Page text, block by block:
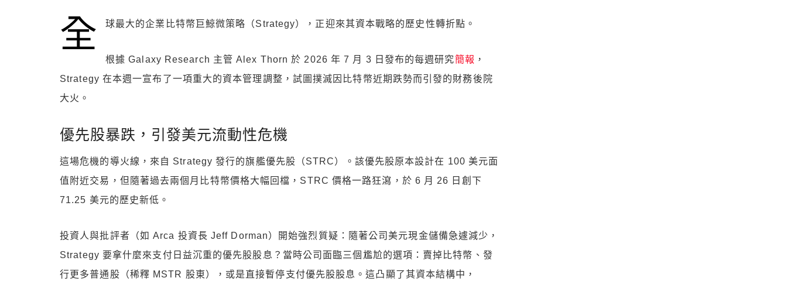
全 球最大的企業比特幣巨鯨微策略（Strategy），正迎來其資本戰略的歷史性轉折點。
根據 Galaxy Research 主管 Alex Thorn 於 2026 年 7 月 3 日發布的每週研究簡報 ，
Strategy 在本週一宣布了一項重大的資本管理調整，試圖撲滅因比特幣近期跌勢而引發的財務後院
大火。
優先股暴跌，引發美元流動性危機
這場危機的導火線，來自 Strategy 發行的旗艦優先股（STRC）。該優先股原本設計在 100 美元面
值附近交易，但隨著過去兩個月比特幣價格大幅回檔，STRC 價格一路狂瀉，於 6 月 26 日創下
71.25 美元的歷史新低。
投資人與批評者（如 Arca 投資長 Jeff Dorman）開始強烈質疑：隨著公司美元現金儲備急遽減少，
Strategy 要拿什麼來支付日益沉重的優先股股息？當時公司面臨三個尷尬的選項：賣掉比特幣、發
行更多普通股（稀釋 MSTR 股東），或是直接暫停支付優先股股息。這凸顯了其資本結構中，